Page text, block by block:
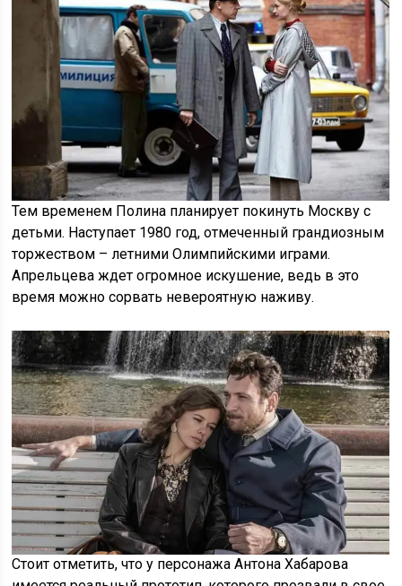
Тем временем Полина планирует покинуть Москву с
детьми. Наступает 1980 год, отмеченный грандиозным
торжеством – летними Олимпийскими играми.
Апрельцева ждет огромное искушение, ведь в это
время можно сорвать невероятную наживу.
Стоит отметить, что у персонажа Антона Хабарова